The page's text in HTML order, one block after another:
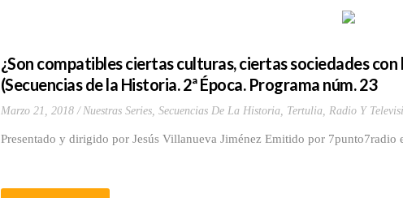
¿Son compatibles ciertas culturas, ciertas sociedades
(Secuencias de la Historia. 2ª Época. Programa núm. 23
Marzo 21, 2018 Nuestras Series, Secuencias De La Historia, Tertulia, Radio Y
Presentado y dirigido por Jesús Villanueva Jiménez Emitido por 7punto7radio